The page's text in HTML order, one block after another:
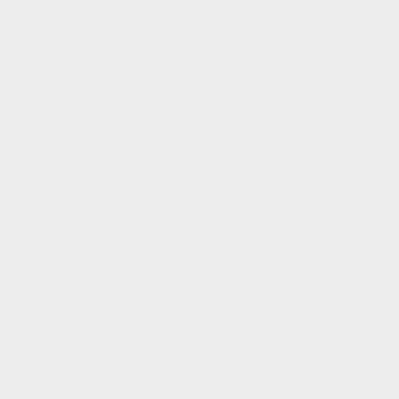
pédagogie musicale à l’
l’Université
le monde entier et ses enregistrements pour la radio
passionné, il donne des
public en tant qu’auditeurs.
votre autorisation pour fonctionner.